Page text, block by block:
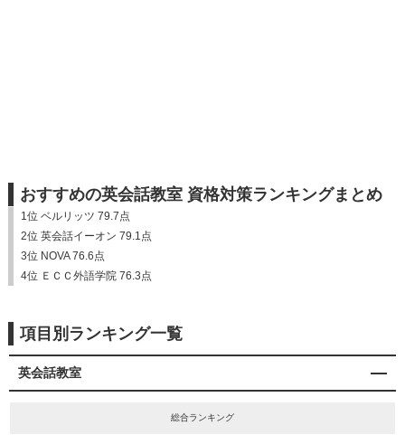
おすすめの英会話教室 資格対策ランキングまとめ
1位 ベルリッツ 79.7点
2位 英会話イーオン 79.1点
3位 NOVA 76.6点
4位 ＥＣＣ外語学院 76.3点
項目別ランキング一覧
英会話教室
総合ランキング